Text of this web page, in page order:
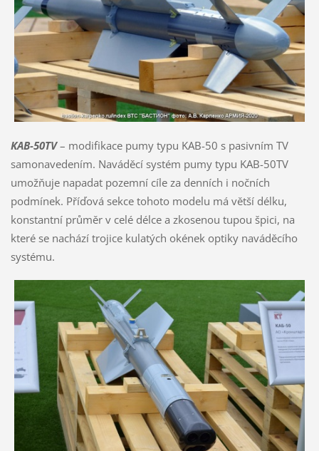
KAB-50TV– modifikace pumy typu KAB-50 s pasivním TV
samonavedením. Naváděcí systém pumy typu KAB-50TV
umožňuje napadat pozemní cíle za denních i nočních
podmínek. Příďová sekce tohoto modelu má větší délku,
konstantní průměr v celé délce a zkosenou tupou špici, na
které se nachází trojice kulatých okének optiky naváděcího
systému.